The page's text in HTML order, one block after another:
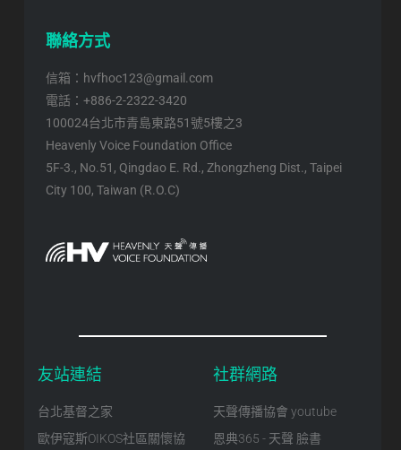
聯絡方式
信箱：hvfhoc123@gmail.com
電話：+886-2-2322-3420
100024台北市青島東路51號5樓之3
Heavenly Voice Foundation Office
5F-3., No.51, Qingdao E. Rd., Zhongzheng Dist., Taipei
City 100, Taiwan (R.O.C)
友站連結
台北基督之家
歐伊寇斯OIKOS社區關懷協
社群網路
天聲傳播協會 youtube
恩典365 - 天聲 臉書